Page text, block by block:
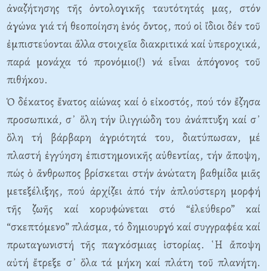
ἀναζήτησης τῆς ὀντολογικῆς ταυτότητάς μας, στόν
ἀγώνα γιά τή θεοποίηση ἑνός ὄντος, πού οἱ ἴδιοι δέν τοῦ
ἐμπιστεύονται ἄλλα στοιχεῖα διακριτικά καί ὑπεροχικά,
παρά μονάχα τό προνόμιο(!) νά εἶναι ἀπόγονος τοῦ
πιθήκου.
Ὁ δέκατος ἔνατος αἰώνας καί ὁ εἰκοστός, πού τόν ἔζησα
προσωπικά, σ᾿ ὅλη τήν ἰλιγγιώδη του ἀνάπτυξη καί σ᾿
ὅλη τή βάρβαρη ἀγριότητά του, διατύπωσαν, μέ
πλαστή ἐγγύηση ἐπιστημονικῆς αὐθεντίας, τήν ἄποψη,
πώς ὁ ἄνθρωπος βρίσκεται στήν ἀνώτατη βαθμίδα μιᾶς
μετεξέλιξης, πού ἀρχίζει ἀπό τήν ἁπλούστερη μορφή
τῆς ζωῆς καί κορυφώνεται στό “ἐλεύθερο” καί
“σκεπτόμενο” πλάσμα, τό δημιουργό καί συγγραφέα καί
πρωταγωνιστή τῆς παγκόσμιας ἱστορίας. ῾Η ἄποψη
αὐτή ἔτρεξε σ᾿ ὅλα τά μήκη καί πλάτη τοῦ πλανήτη.